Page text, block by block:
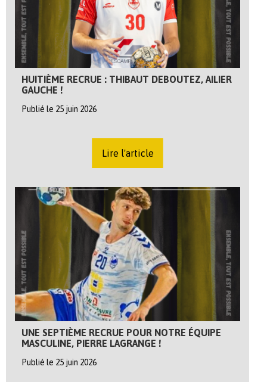
HUITIÈME RECRUE : THIBAUT DEBOUTEZ, AILIER
GAUCHE !
Publié le 25 juin 2026
Lire l'article
UNE SEPTIÈME RECRUE POUR NOTRE ÉQUIPE
MASCULINE, PIERRE LAGRANGE !
Publié le 25 juin 2026